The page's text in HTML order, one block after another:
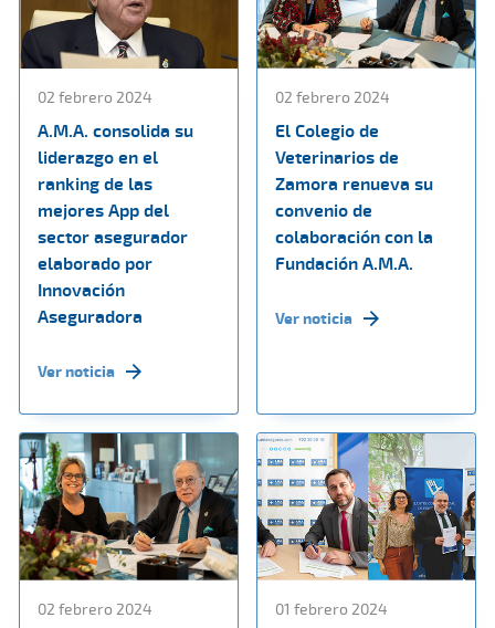
02 febrero 2024
A.M.A. consolida su
liderazgo en el
ranking de las
mejores App del
sector asegurador
elaborado por
Innovación
Aseguradora
Ver noticia
02 febrero 2024
El Colegio de
Veterinarios de
Zamora renueva su
convenio de
colaboración con la
Fundación A.M.A.
Ver noticia
02 febrero 2024 01 febrero 2024